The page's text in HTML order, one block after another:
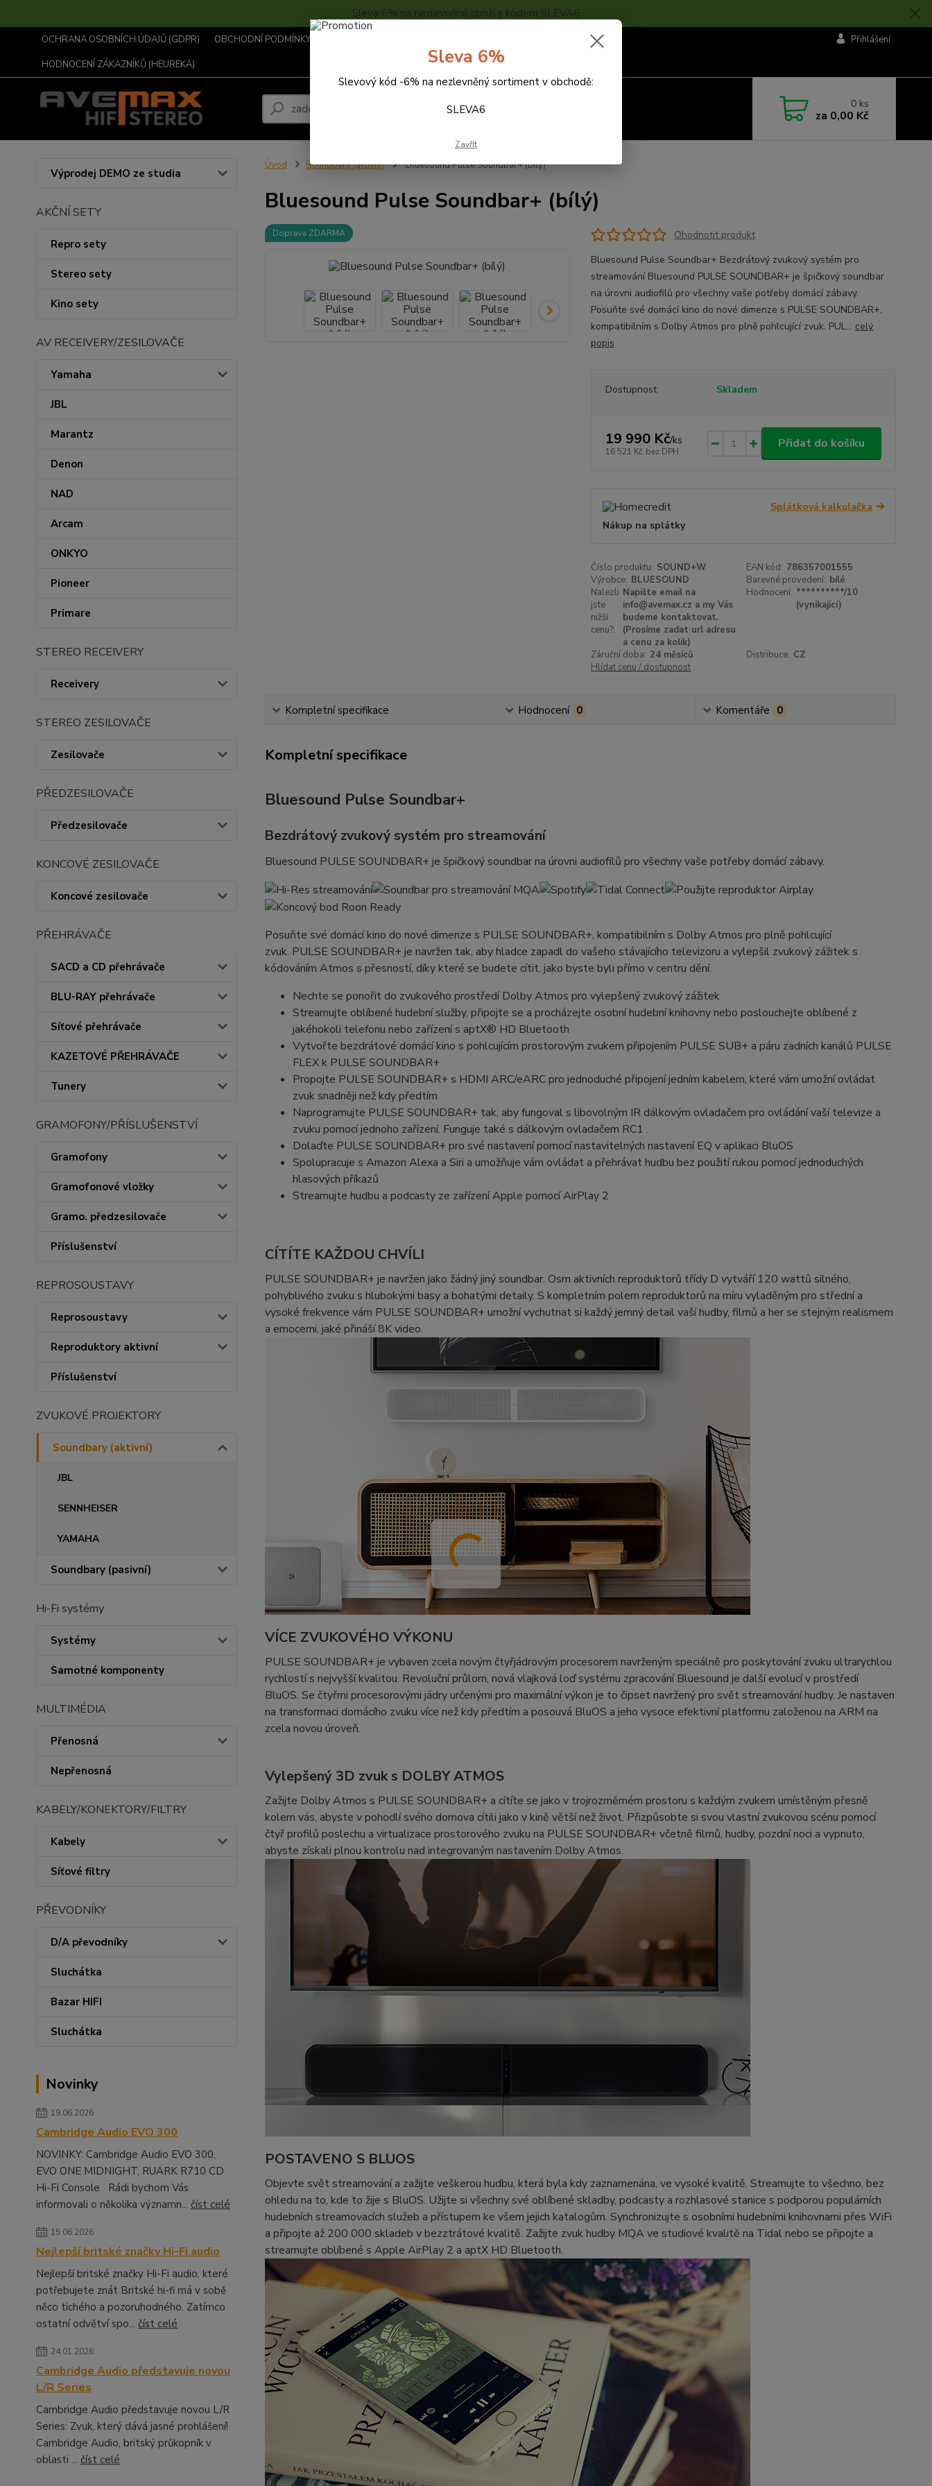
Sleva 6% na nezlevněné zboží s kódem SLEVA6
OCHRANA OSOBNÍCH ÚDAJŮ (GDPR) OBCHODNÍ PODMÍNKY ...
HODNOCENÍ ZÁKAZNÍKŮ (HEUREKA)
Přihlášení
Hledat 0 ks
za 0,00 Kč
Výprodej DEMO ze studia
AKČNÍ SETY
Repro sety
Stereo sety
Kino sety
AV RECEIVERY/ZESILOVAČE
Yamaha
JBL
Marantz
Denon
NAD
Arcam
ONKYO
Pioneer
Primare
STEREO RECEIVERY
Receivery
STEREO ZESILOVAČE
Zesilovače
PŘEDZESILOVAČE
Předzesilovače
KONCOVÉ ZESILOVAČE
Koncové zesilovače
PŘEHRÁVAČE
SACD a CD přehrávače
BLU-RAY přehrávače
Síťové přehrávače
KAZETOVÉ PŘEHRÁVAČE
Tunery
GRAMOFONY/PŘÍSLUŠENSTVÍ
Gramofony
Gramofonové vložky
Gramo. předzesilovače
Příslušenství
REPROSOUSTAVY
Reprosoustavy
Reproduktory aktivní
Příslušenství
ZVUKOVÉ PROJEKTORY
Soundbary (aktivní)
JBL
SENNHEISER
YAMAHA
Soundbary (pasivní)
Hi-Fi systémy
Systémy
Samotné komponenty
MULTIMÉDIA
Přenosná
Nepřenosná
KABELY/KONEKTORY/FILTRY
Kabely
Síťové filtry
PŘEVODNÍKY
D/A převodníky
Sluchátka
Bazar HIFI
Sluchátka
Novinky
19.06.2026
Cambridge Audio EVO 300
NOVINKY: Cambridge Audio EVO 300,
EVO ONE MIDNIGHT, RUARK R710 CD
Hi-Fi Console Rádi bychom Vás
informovali o několika významn... číst celé
15.06.2026
Nejlepší britské značky Hi-Fi audio
Nejlepší britské značky Hi-Fi audio, které
potřebujete znát Britské hi-fi má v sobě
něco tichého a pozoruhodného. Zatímco
ostatní odvětví spo... číst celé
24.01.2026
Cambridge Audio představuje novou
L/R Series
Cambridge Audio představuje novou L/R
Series: Zvuk, který dává jasné prohlášení!
Cambridge Audio, britský průkopník v
oblasti ... číst celé
Úvod Soundbary (aktivní) Bluesound Pulse Soundbar+ (bílý)
Bluesound Pulse Soundbar+ (bílý)
Doprava ZDARMA
Ohodnotit produkt
Bluesound Pulse Soundbar+ Bezdrátový zvukový systém pro
streamování Bluesound PULSE SOUNDBAR+ je špičkový soundbar
na úrovni audiofilů pro všechny vaše potřeby domácí zábavy.
Posuňte své domácí kino do nové dimenze s PULSE SOUNDBAR+,
kompatibilním s Dolby Atmos pro plně pohlcující zvuk. PUL... celý
popis
Dostupnost Skladem
19 990 Kč/ks
16 521 Kč bez DPH
Přidat do košíku
Splátková kalkulačka
Nákup na splátky
Číslo produktu: SOUND+W EAN kód: 786357001555
Výrobce: BLUESOUND Barevné provedení: bílé
Nalezli
jste
nižší
cenu?:
Napište email na
info@avemax.cz a my Vás
budeme kontaktovat.
(Prosíme zadat url adresu
a cenu za kolik)
Hodnocení: **********/10
(vynikající)
Záruční doba: 24 měsíců Distribuce: CZ
Hlídat cenu / dostupnost
Kompletní specifikace Hodnocení 0 Komentáře 0
Kompletní specifikace
Bluesound Pulse Soundbar+
Bezdrátový zvukový systém pro streamování
Bluesound PULSE SOUNDBAR+ je špičkový soundbar na úrovni audiofilů pro všechny vaše potřeby domácí zábavy.
Posuňte své domácí kino do nové dimenze s PULSE SOUNDBAR+, kompatibilním s Dolby Atmos pro plně pohlcující
zvuk. PULSE SOUNDBAR+ je navržen tak, aby hladce zapadl do vašeho stávajícího televizoru a vylepšil zvukový zážitek s
kódováním Atmos s přesností, díky které se budete cítit, jako byste byli přímo v centru dění.
Nechte se ponořit do zvukového prostředí Dolby Atmos pro vylepšený zvukový zážitek
Streamujte oblíbené hudební služby, připojte se a procházejte osobní hudební knihovny nebo poslouchejte oblíbené z
jakéhokoli telefonu nebo zařízení s aptX® HD Bluetooth
Vytvořte bezdrátové domácí kino s pohlcujícím prostorovým zvukem připojením PULSE SUB+ a páru zadních kanálů PULSE
FLEXk PULSE SOUNDBAR+
Propojte PULSE SOUNDBAR+ s HDMI ARC/eARC pro jednoduché připojení jedním kabelem, které vám umožní ovládat
zvuk snadněji než kdy předtím
Naprogramujte PULSE SOUNDBAR+ tak, aby fungoval s libovolným IR dálkovým ovladačem pro ovládání vaší televize a
zvuku pomocí jednoho zařízení. Funguje také s dálkovým ovladačem RC1 .
Dolaďte PULSE SOUNDBAR+ pro své nastavení pomocí nastavitelných nastavení EQ v aplikaci BluOS
Spolupracuje s Amazon Alexa a Siri a umožňuje vám ovládat a přehrávat hudbu bez použití rukou pomocí jednoduchých
hlasových příkazů
Streamujte hudbu a podcasty ze zařízení Apple pomocí AirPlay 2
CÍTÍTE KAŽDOU CHVÍLI
PULSE SOUNDBAR+ je navržen jako žádný jiný soundbar. Osm aktivních reproduktorů třídy D vytváří 120 wattů silného, ​​
pohyblivého zvuku s hlubokými basy a bohatými detaily. S kompletním polem reproduktorů na míru vyladěným pro střední a
vysoké frekvence vám PULSE SOUNDBAR+ umožní vychutnat si každý jemný detail vaší hudby, filmů a her se stejným realismem
a emocemi, jaké přináší 8K video.
VÍCE ZVUKOVÉHO VÝKONU
PULSE SOUNDBAR+ je vybaven zcela novým čtyřjádrovým procesorem navrženým speciálně pro poskytování zvuku ultrarychlou
rychlostí s nejvyšší kvalitou. Revoluční průlom, nová vlajková loď systému zpracování Bluesound je další evolucí v prostředí
BluOS. Se čtyřmi procesorovými jádry určenými pro maximální výkon je to čipset navržený pro svět streamování hudby. Je nastaven
na transformaci domácího zvuku více než kdy předtím a posouvá BluOS a jeho vysoce efektivní platformu založenou na ARM na
zcela novou úroveň.
Vylepšený 3D zvuk s DOLBY ATMOS
Zažijte Dolby Atmos s PULSE SOUNDBAR+ a cítíte se jako v trojrozměrném prostoru s každým zvukem umístěným přesně
kolem vás, abyste v pohodlí svého domova cítili jako v kině větší než život. Přizpůsobte si svou vlastní zvukovou scénu pomocí
čtyř profilů poslechu a virtualizace prostorového zvuku na PULSE SOUNDBAR+ včetně filmů, hudby, pozdní noci a vypnuto,
abyste získali plnou kontrolu nad integrovaným nastavením Dolby Atmos.
POSTAVENO S BLUOS
Objevte svět streamování a zažijte veškerou hudbu, která byla kdy zaznamenána, ve vysoké kvalitě. Streamujte to všechno, bez
ohledu na to, kde to žije s BluOS. Užijte si všechny své oblíbené skladby, podcasty a rozhlasové stanice s podporou populárních
hudebních streamovacích služeb a přístupem ke všem jejich katalogům. Synchronizujte s osobními hudebními knihovnami přes WiFi
a připojte až 200 000 skladeb v bezztrátové kvalitě. Zažijte zvuk hudby MQA ve studiové kvalitě na Tidal nebo se připojte a
streamujte oblíbené s Apple AirPlay 2 a aptX HD Bluetooth.
Sleva 6%
Slevový kód -6% na nezlevněný sortiment v obchodě:
SLEVA6
Zavřít